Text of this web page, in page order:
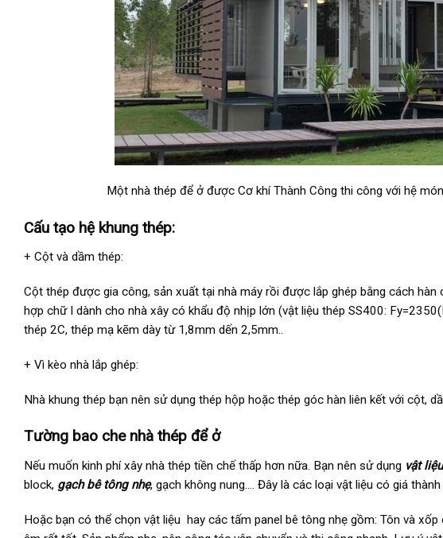
Một nhà thép để ở được Cơ khí Thành Công thi công với hệ
Cấu tạo hệ khung thép:
+ Cột và dầm thép:
Cột thép được gia công, sản xuất tại nhà máy rồi được lắp ghép bằng cách
hợp chữ I dành cho nhà xây có khẩu độ nhịp lớn (vật liệu thép SS400:
thép 2C, thép mạ kẽm dày từ 1,8mm dến 2,5mm..
+ Vì kèo nhà lắp ghép:
Nhà khung thép bạn nên sử dụng thép hộp hoặc thép góc hàn liên kết với cột,
Tường bao che nhà thép để ở
Nếu muốn kinh phí xây nhà thép tiền chế thấp hơn nữa. Bạn nên sử dụng vật liệu
block, gạch bê tông nhẹ, gạch không nung…. Đây là các loại vật liệu có giá
Hoặc bạn có thể chọn vật liệu hay các tấm panel bê tông nhẹ gồm: Tôn và